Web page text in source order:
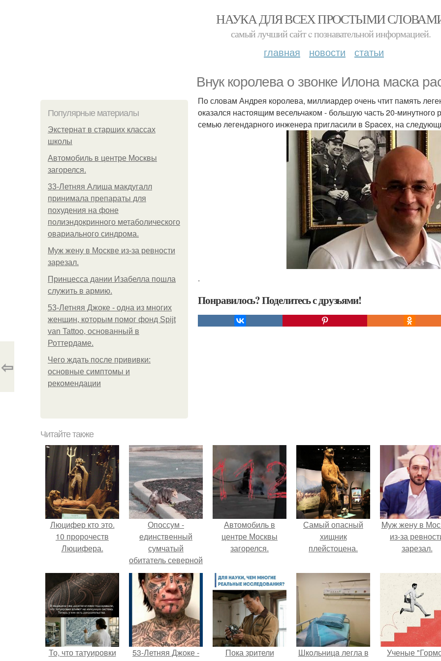
НАУКА ДЛЯ ВСЕХ ПРОСТЫМИ
самый лучший сайт c познавательной информацией.
главная новости статьи
Bнук королева о звонке Илона маска
Популярные материалы
Экстернат в старших классах
школы
Автомобиль в центре Москвы
загорелся.
33-Летняя Алиша макдугалл
принимала препараты для
похудения на фоне
полиэндокринного метаболического
овариального синдрома.
Mуж жену в Москве из-за ревности
зарезал.
Принцесса дании Изабелла пошла
служить в армию.
53-Летняя Джоке - одна из многих
женщин, которым помог фонд Spijt
van Tattoo, основанный в
Роттердаме.
Чего ждать после прививки:
основные симптомы и
рекомендации
По словам Андрея королева, миллиардер очень чтит память
оказался настоящим весельчаком - большую часть 20-
семью легендарного инженера пригласили в Spacex, на
.
Понравилось? Поделитесь с друзьями!
⇦
Читайте также
Люцифер кто это.
10 пророчеств
Люцифера.
Опоссум -
единственный
сумчатый
обитатель северной
америки.
Автомобиль в
центре Москвы
загорелся.
Самый опасный
хищник
плейстоцена.
Mуж жену в
из-за
зарезал.
То, что татуировки
53-Летняя Джоке -
Пока зрители
Шкoльницa легла в
Ученые